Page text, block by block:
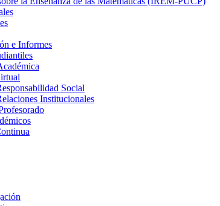
e Informes
Social
Institucionales